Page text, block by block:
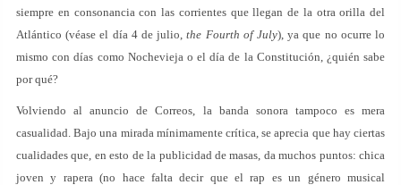
siempre en consonancia con las corrientes que llegan de la otra orilla del
Atlántico (véase el día 4 de julio,the Fourth of July), ya que no ocurre lo
mismo con días como Nochevieja o el día de la Constitución, ¿quién sabe
por qué?
Volviendo al anuncio de Correos, la banda sonora tampoco es mera
casualidad. Bajo una mirada mínimamente crítica, se aprecia que hay ciertas
cualidades que, en esto de la publicidad de masas, da muchos puntos: chica
joven y rapera (no hace falta decir que el rap es un género musical